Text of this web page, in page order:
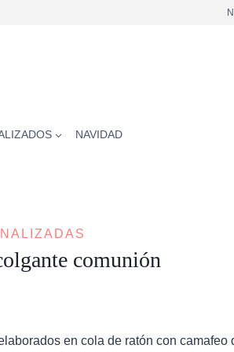
NAVIDAD
comunión
en cola de ratón con camafeo